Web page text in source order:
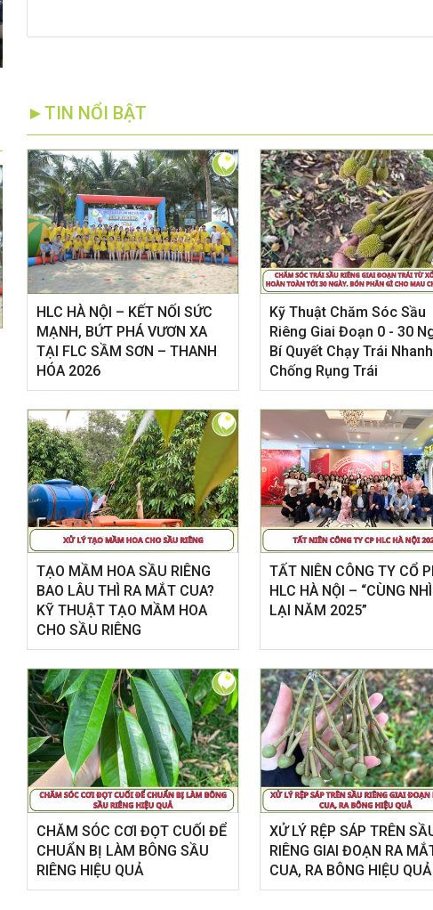
►TIN NỔI BẬT
HLC HÀ NỘI – KẾT NỐI SỨC
MẠNH, BỨT PHÁ VƯƠN XA
TẠI FLC SẦM SƠN – THANH
HÓA 2026
Kỹ Thuật Chăm Sóc Sầu
Riêng Giai Đoạn 0 - 30
Bí Quyết Chạy Trái
Chống Rụng Trái
TẠO MẦM HOA SẦU RIÊNG
BAO LÂU THÌ RA MẮT CUA?
KỸ THUẬT TẠO MẦM HOA
CHO SẦU RIÊNG
​TẤT NIÊN CÔNG TY CỔ
HLC HÀ NỘI – “CÙNG
LẠI NĂM 2025”
CHĂM SÓC CƠI ĐỌT CUỐI ĐỂ
CHUẨN BỊ LÀM BÔNG SẦU
RIÊNG HIỆU QUẢ
XỬ LÝ RỆP SÁP TRÊN
RIÊNG GIAI ĐOẠN RA
CUA, RA BÔNG HIỆU QUẢ
Kỹ Thuật Chăm Sóc Sầu Riêng Giai
Đoạn 0 - 30 Ngày: Bí Quyết Chạy Trái
Nhanh, Chống Rụng Trái
Giai đoạn sầu riêng từ lúc dứt nhụy đến 30
ngày tuổi được ví như giai đoạn "nuôi con
mọn". Trái non lúc này rất nhạy cảm, dễ
rụng nếu gặp sốc nhiệt hoặc đi đọt. Để trái
chạy cực nhanh, xanh gai, tròn hộc, bà con
cần nắm vững kỹ thuật chăm sóc "đúng và
đủ" dưới đây nhé
5 NGUYÊN NHÂN LÀM SẦU
RỤNG TRÁI SAU XỔ NHỤY VÀ
KHẮC PHỤC HIỆU QUẢ
Sau khi sầu riêng xổ nhụy và đậu
nhà vườn gặp tình trạng rụng trái
loạt. Đây là giai đoạn cây rất nhạy
cần dinh dưỡng, nước hoặc thời
đổi đột ngột cũng có thể khiến